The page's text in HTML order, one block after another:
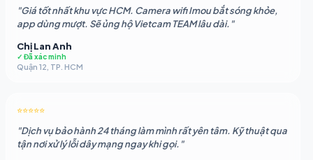
"Giá tốt nhất khu vực HCM. Camera wifi Imou bắt sóng khỏe,
app dùng mượt. Sẽ ủng hộ Vietcam TEAM lâu dài."
Chị Lan Anh
✓ Đã xác minh
Quận 12, TP. HCM
⭐⭐⭐⭐⭐
"Dịch vụ bảo hành 24 tháng làm mình rất yên tâm. Kỹ thuật qua
tận nơi xử lý lỗi dây mạng ngay khi gọi."